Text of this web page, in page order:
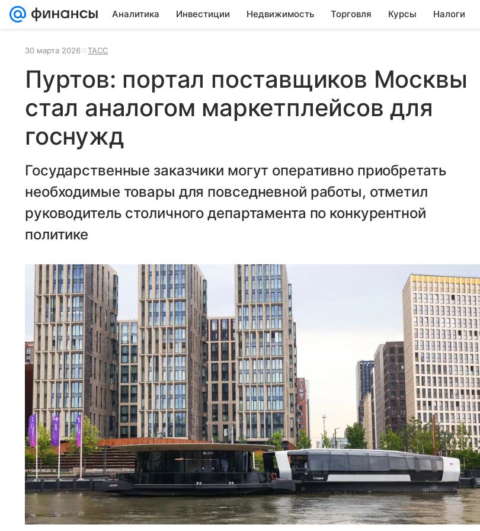
Аналитика Инвестиции Недвижимость Торговля Курсы Налоги
30 марта 2026 ТАСС
Пуртов: портал поставщиков Москвы
стал аналогом маркетплейсов для
госнужд
Государственные заказчики могут оперативно приобретать
необходимые товары для повседневной работы, отметил
руководитель столичного департамента по конкурентной
политике